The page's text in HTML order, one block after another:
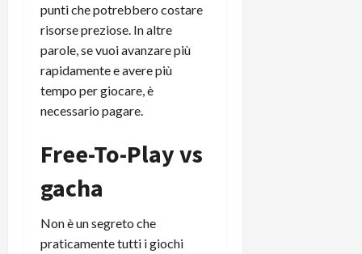
punti che potrebbero costare
risorse preziose. In altre
parole, se vuoi avanzare più
rapidamente e avere più
tempo per giocare, è
necessario pagare.
Free-To-Play vs
gacha
Non è un segreto che
praticamente tutti i giochi